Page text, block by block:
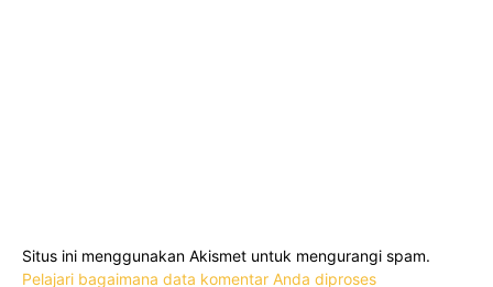
Situs ini menggunakan Akismet untuk mengurangi spam.
Pelajari bagaimana data komentar Anda diproses